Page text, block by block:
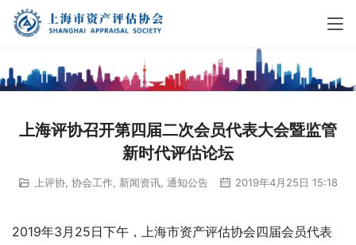
上海评协召开第四届二次会员代表大会暨监管
新时代评估论坛
上评协 协会工作 新闻资讯 通知公告 2019年4月25日 15:18
2019年3月25日下午，上海市资产评估协会四届会员代表